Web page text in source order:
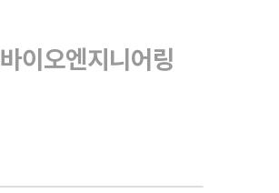
바이오엔지니어링